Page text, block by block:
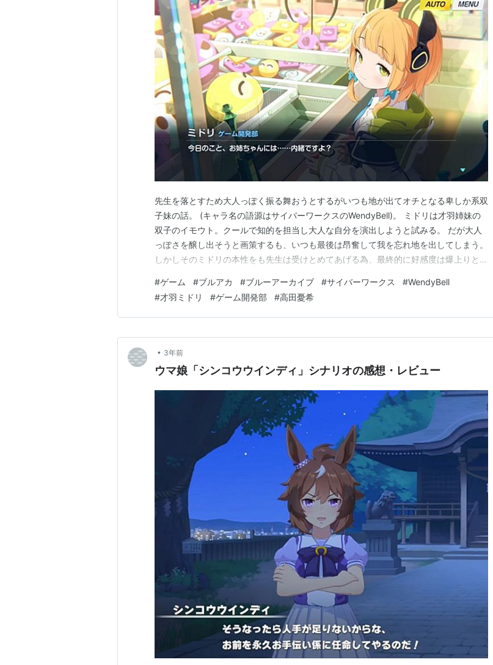
先生を落とすため大人っぽく振る舞おうとするがいつも地が出てオチとなる卑しか系双
子妹の話。 (キャラ名の語源はサイバーワークスのWendyBell)。 ミドリは才羽姉妹の
双子のイモウト。クールで知的を担当し大人な自分を演出しようと試みる。 だが大人
っぽさを醸し出そうと画策するも、いつも最後は昂奮して我を忘れ地を出してしまう。
しかしそのミドリの本性をも先生は受けとめてあげる為、最終的に好感度は爆上りとな
係を求めて来る。 ライターはゼルダが好きらしくシナリオでも中核を占め、ミンナニ
ナイショダヨエンドとなる。 才羽ミドリ…
#ゲーム #ブルアカ #ブルーアーカイブ #サイバーワークス #WendyBell
#才羽ミドリ #ゲーム開発部 #高田憂希
• 3年前
ウマ娘「シンコウウインディ」シナリオの感想・レビュー